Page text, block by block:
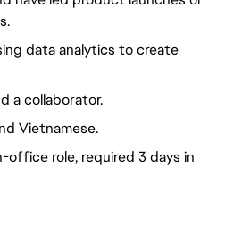
data analytics to create
a collaborator.
Vietnamese.
role, required 3 days in